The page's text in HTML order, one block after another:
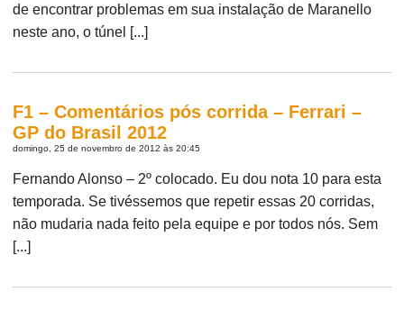
de encontrar problemas em sua instalação de Maranello
neste ano, o túnel [...]
F1 – Comentários pós corrida – Ferrari –
GP do Brasil 2012
domingo, 25 de novembro de 2012 às 20:45
Fernando Alonso – 2º colocado. Eu dou nota 10 para esta
temporada. Se tivéssemos que repetir essas 20 corridas,
não mudaria nada feito pela equipe e por todos nós. Sem
[...]